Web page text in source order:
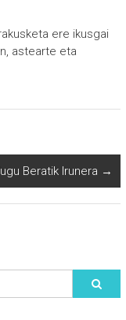
ere ikusgai
astearte eta
Beratik Irunera →